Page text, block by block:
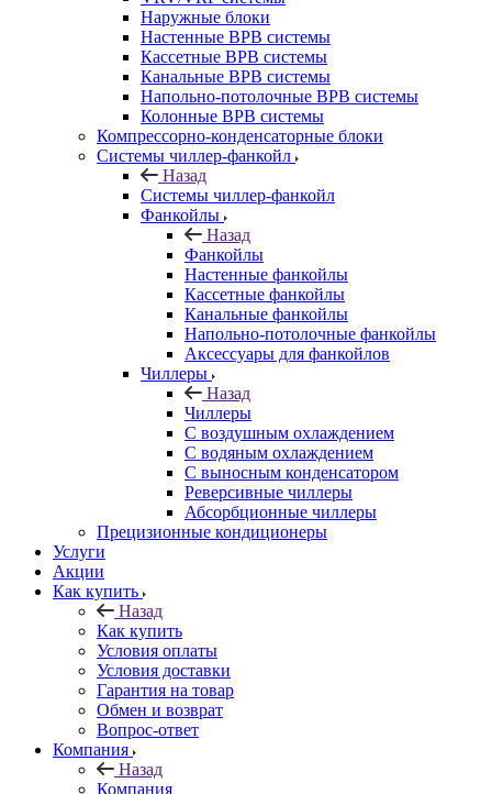
Наружные блоки
Настенные ВРВ системы
Кассетные ВРВ системы
Канальные ВРВ системы
Напольно-потолочные ВРВ системы
Колонные ВРВ системы
Компрессорно-конденсаторные блоки
Системы чиллер-фанкойл
Назад
Системы чиллер-фанкойл
Фанкойлы
Назад
Фанкойлы
Настенные фанкойлы
Кассетные фанкойлы
Канальные фанкойлы
Напольно-потолочные фанкойлы
Аксессуары для фанкойлов
Чиллеры
Назад
Чиллеры
С воздушным охлаждением
С водяным охлаждением
С выносным конденсатором
Реверсивные чиллеры
Абсорбционные чиллеры
Прецизионные кондиционеры
Услуги
Акции
Как купить
Назад
Как купить
Условия оплаты
Условия доставки
Гарантия на товар
Обмен и возврат
Вопрос-ответ
Компания
Назад
Компания